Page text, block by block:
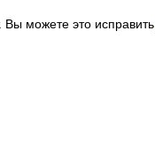
можете это исправить,